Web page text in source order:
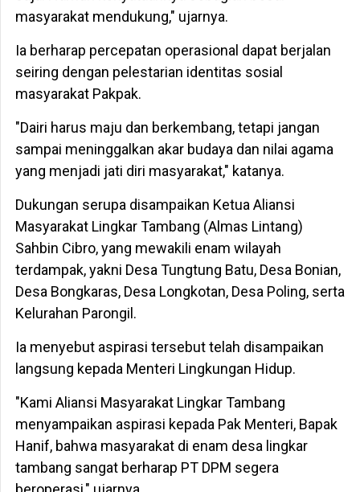
masyarakat mendukung," ujarnya.
Ia berharap percepatan operasional dapat berjalan
seiring dengan pelestarian identitas sosial
masyarakat Pakpak.
"Dairi harus maju dan berkembang, tetapi jangan
sampai meninggalkan akar budaya dan nilai agama
yang menjadi jati diri masyarakat," katanya.
Dukungan serupa disampaikan Ketua Aliansi
Masyarakat Lingkar Tambang (Almas Lintang)
Sahbin Cibro, yang mewakili enam wilayah
terdampak, yakni Desa Tungtung Batu, Desa Bonian,
Desa Bongkaras, Desa Longkotan, Desa Poling, serta
Kelurahan Parongil.
Ia menyebut aspirasi tersebut telah disampaikan
langsung kepada Menteri Lingkungan Hidup.
"Kami Aliansi Masyarakat Lingkar Tambang
menyampaikan aspirasi kepada Pak Menteri, Bapak
Hanif, bahwa masyarakat di enam desa lingkar
tambang sangat berharap PT DPM segera